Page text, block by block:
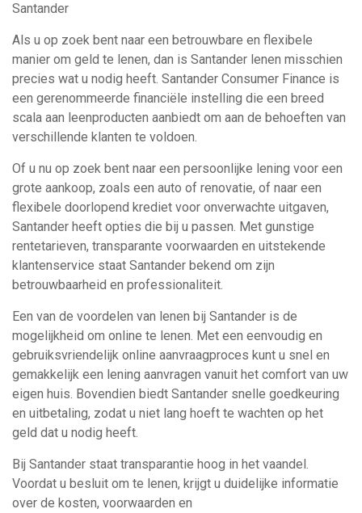
Santander
Als u op zoek bent naar een betrouwbare en flexibele
manier om geld te lenen, dan is Santander lenen misschien
precies wat u nodig heeft. Santander Consumer Finance is
een gerenommeerde financiële instelling die een breed
scala aan leenproducten aanbiedt om aan de behoeften van
verschillende klanten te voldoen.
Of u nu op zoek bent naar een persoonlijke lening voor een
grote aankoop, zoals een auto of renovatie, of naar een
flexibele doorlopend krediet voor onverwachte uitgaven,
Santander heeft opties die bij u passen. Met gunstige
rentetarieven, transparante voorwaarden en uitstekende
klantenservice staat Santander bekend om zijn
betrouwbaarheid en professionaliteit.
Een van de voordelen van lenen bij Santander is de
mogelijkheid om online te lenen. Met een eenvoudig en
gebruiksvriendelijk online aanvraagproces kunt u snel en
gemakkelijk een lening aanvragen vanuit het comfort van uw
eigen huis. Bovendien biedt Santander snelle goedkeuring
en uitbetaling, zodat u niet lang hoeft te wachten op het
geld dat u nodig heeft.
Bij Santander staat transparantie hoog in het vaandel.
Voordat u besluit om te lenen, krijgt u duidelijke informatie
over de kosten, voorwaarden en